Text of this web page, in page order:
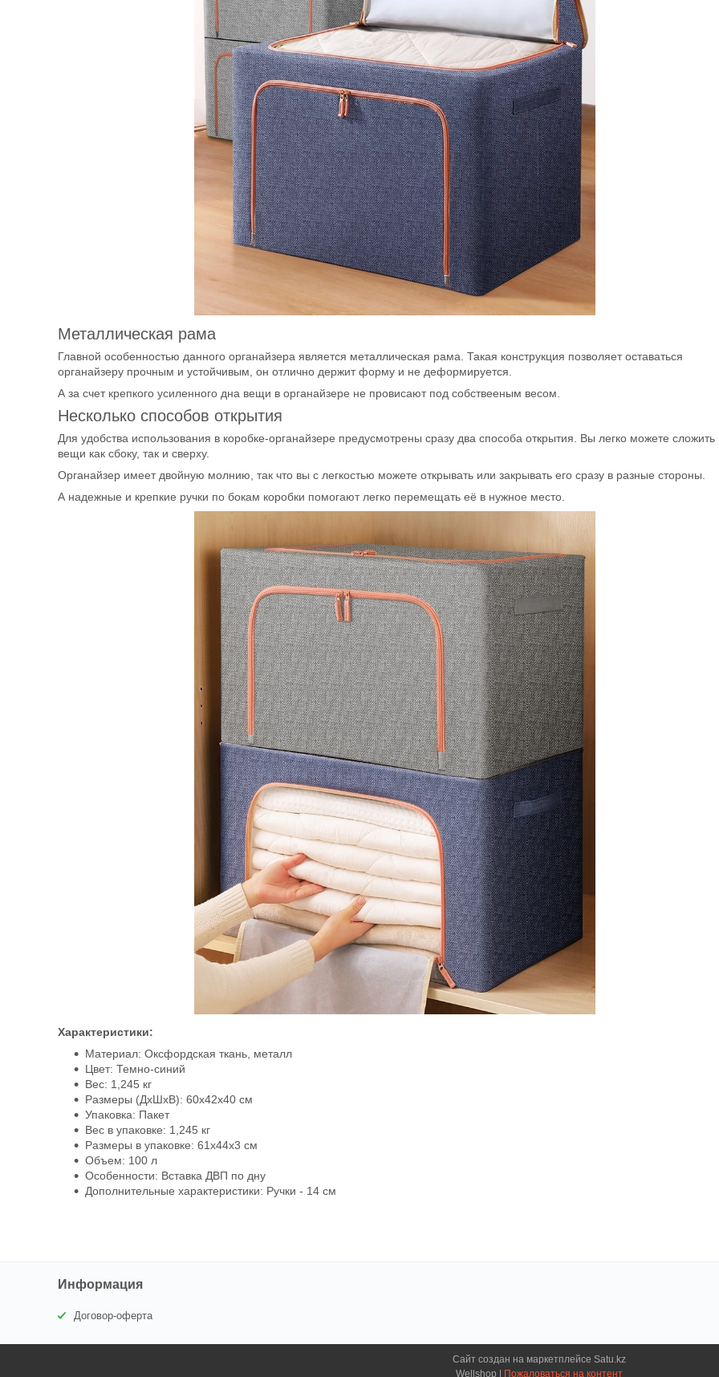
Металлическая рама
Главной особенностью данного органайзера является металлическая рама. Такая конструкция позволяет оставаться
органайзеру прочным и устойчивым, он отлично держит форму и не деформируется.
А за счет крепкого усиленного дна вещи в органайзере не провисают под собствееным весом.
Несколько способов открытия
Для удобства использования в коробке-органайзере предусмотрены сразу два способа открытия. Вы легко можете сложить
вещи как сбоку, так и сверху.
Органайзер имеет двойную молнию, так что вы с легкостью можете открывать или закрывать его сразу в разные стороны.
А надежные и крепкие ручки по бокам коробки помогают легко перемещать её в нужное место.
Характеристики:
Материал: Оксфордская ткань, металл
Цвет: Темно-синий
Вес: 1,245 кг
Размеры (ДхШхВ): 60х42х40 см
Упаковка: Пакет
Вес в упаковке: 1,245 кг
Размеры в упаковке: 61х44х3 см
Объем: 100 л
Особенности: Вставка ДВП по дну
Дополнительные характеристики: Ручки - 14 см
Информация
Договор-оферта
Сайт создан на маркетплейсе Satu.kz
Пожаловаться на контент